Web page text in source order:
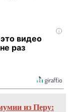
i
видео
раз
из Перу: